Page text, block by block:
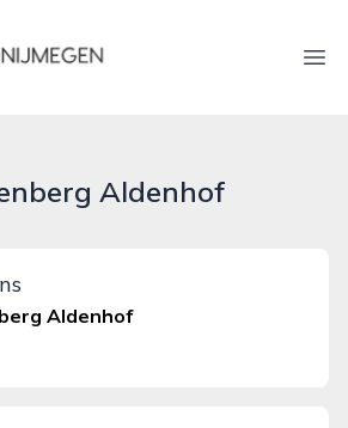
Aldenhof
Aldenhof